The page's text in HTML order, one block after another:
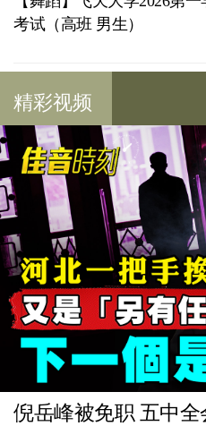
考试（高班 男生）
精彩视频
倪岳峰被免职 五中